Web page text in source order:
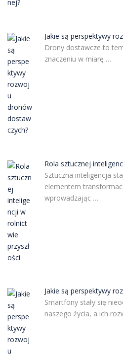
Jakie są perspektywy
Drony dostawcze to
znaczeniu w miarę …
Rola sztucznej
Sztuczna inteligencja
elementem
wprowadzając …
Jakie są perspektywy
Smartfony stały się
naszego życia, a ich